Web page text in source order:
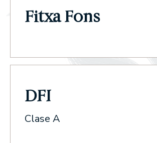
Fitxa Fons
DFI
Clase A